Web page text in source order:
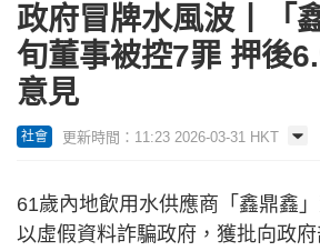
政府冒牌水風波丨「
旬董事被控7罪 押後
意見
社會 更新時間：11:23 2026-03-31 HKT
61歲內地飲用水供應商「鑫鼎鑫
以虛假資料詐騙政府，獲批向政